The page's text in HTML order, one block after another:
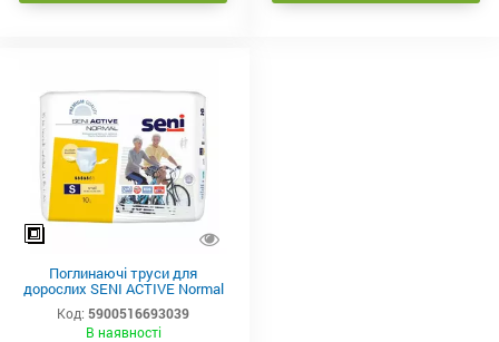
Поглинаючі труси для
дорослих SENI ACTIVE Normal
small (1) 10шт.
Код: 5900516693039
В наявності